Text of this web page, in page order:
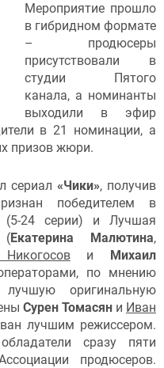
Мероприятие прошло
в гибридном формате
– продюсеры
присутствовали в
студии Пятого
канала, а номинанты
выходили в эфир
в 21 номинации, а
призов жюри.
сериал«Чики», получив
победителем в
(5-24 серии) и Лучшая
(Екатерина Малютина,
и Михаил
по мнению
оригинальную
Сурен Томасян и Иван
лучшим режиссером.
сразу пяти
продюсеров.